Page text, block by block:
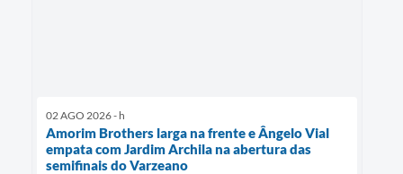
02 AGO 2026 - h
Amorim Brothers larga na frente e Ângelo Vial
empata com Jardim Archila na abertura das
semifinais do Varzeano